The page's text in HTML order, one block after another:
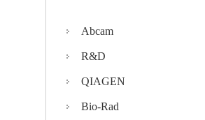
Abcam
R&D
QIAGEN
Bio-Rad